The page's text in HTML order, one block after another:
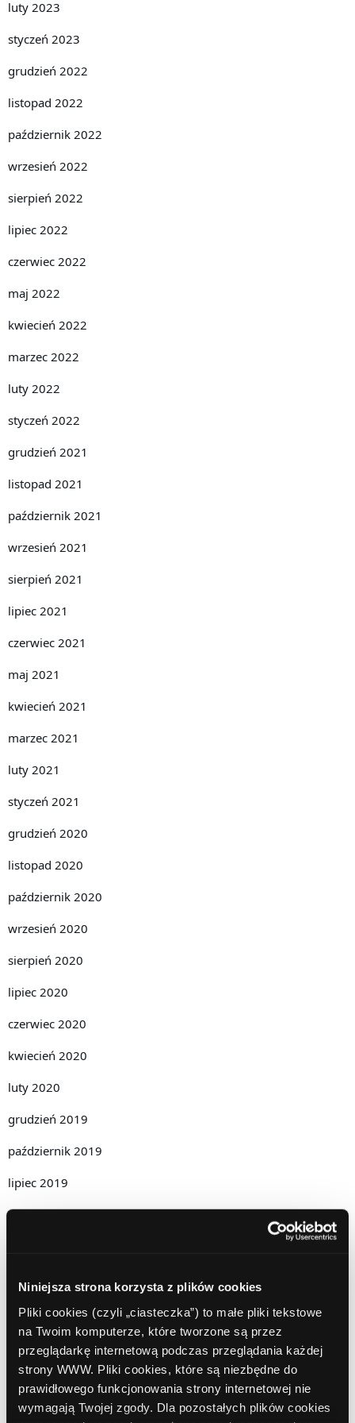
Niniejsza strona korzysta z plików cookies
Pliki cookies (czyli „ciasteczka”) to małe pliki tekstowe
na Twoim komputerze, które tworzone są przez
przeglądarkę internetową podczas przeglądania każdej
strony WWW. Pliki cookies, które są niezbędne do
prawidłowego funkcjonowania strony internetowej nie
wymagają Twojej zgody. Dla pozostałych plików cookies
luty 2023
styczeń 2023
grudzień 2022
listopad 2022
październik 2022
wrzesień 2022
sierpień 2022
lipiec 2022
czerwiec 2022
maj 2022
kwiecień 2022
marzec 2022
luty 2022
styczeń 2022
grudzień 2021
listopad 2021
październik 2021
wrzesień 2021
sierpień 2021
lipiec 2021
czerwiec 2021
maj 2021
kwiecień 2021
marzec 2021
luty 2021
styczeń 2021
grudzień 2020
listopad 2020
październik 2020
wrzesień 2020
sierpień 2020
lipiec 2020
czerwiec 2020
kwiecień 2020
luty 2020
grudzień 2019
październik 2019
lipiec 2019
czerwiec 2019
grudzień 2018
listopad 2018
październik 2018
wrzesień 2018